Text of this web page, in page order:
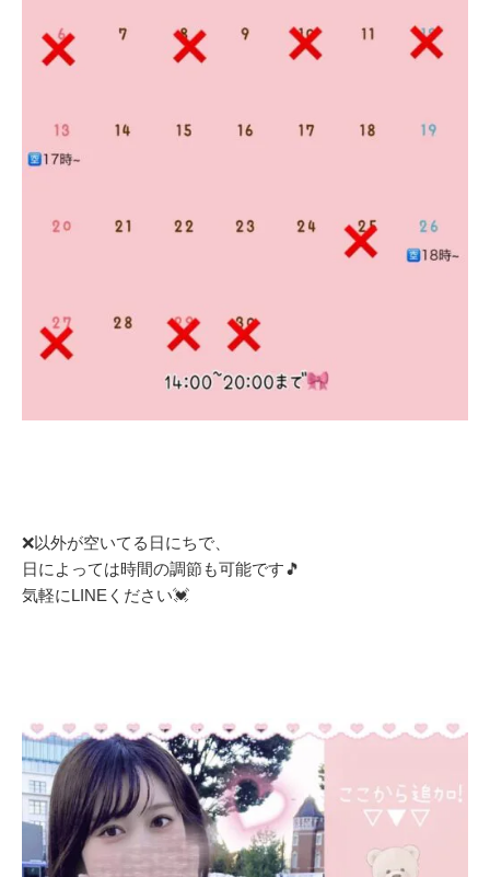
❌以外が空いてる日にちで、
日によっては時間の調節も可能です🎵
気軽にLINEください💓